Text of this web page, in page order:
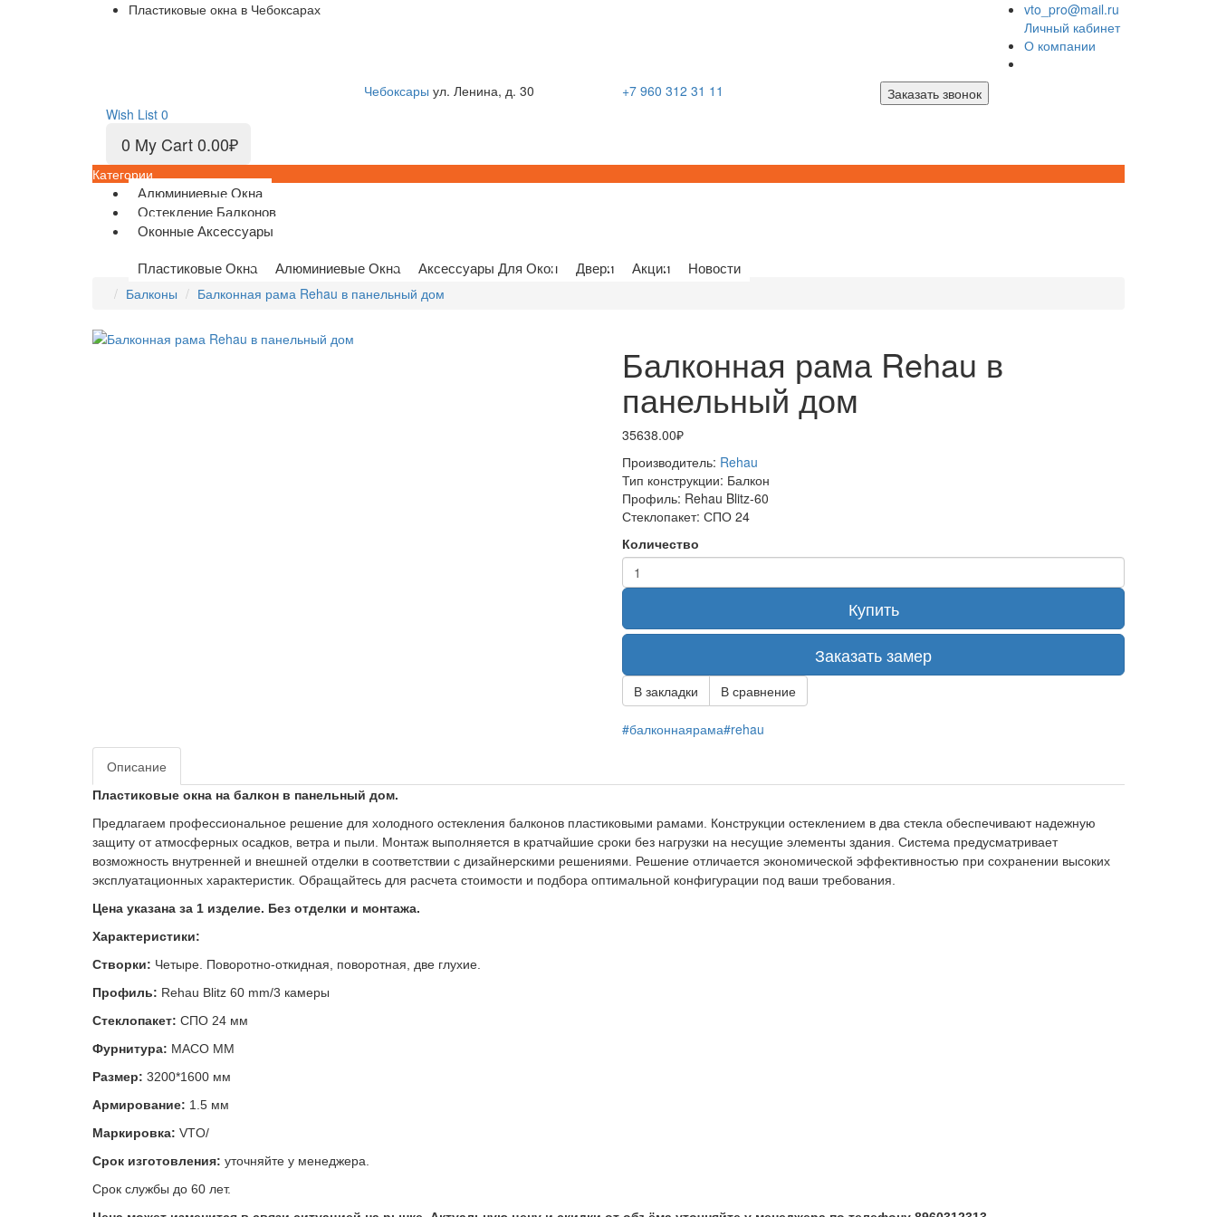
Пластиковые окна в Чебоксарах
vto_pro@mail.ru
Личный кабинет
О компании
Чебоксары ул. Ленина, д. 30 +7 960 312 31 11
Заказать звонок
Wish List 0
0 My Cart0.00₽
Категории
Алюминиевые Окна
Остекление Балконов
Оконные Аксессуары
Пластиковые Окна
Алюминиевые Окна Аксессуары Для Окон Двери Акции Новости
Балконы Балконная рама Rehau в панельный дом
Балконная рама Rehau в
панельный дом
35638.00₽
Производитель: Rehau
Тип конструкции: Балкон
Профиль: Rehau Blitz-60
Стеклопакет: СПО 24
Количество
Купить
Заказать замер
В закладки В сравнение
#балконнаярама#rehau
Описание
Пластиковые окна на балкон в панельный дом.
Предлагаем профессиональное решение для холодного остекления балконов пластиковыми рамами. Конструкции остеклением в два стекла обеспечивают надежную
защиту от атмосферных осадков, ветра и пыли. Монтаж выполняется в кратчайшие сроки без нагрузки на несущие элементы здания. Система предусматривает
возможность внутренней и внешней отделки в соответствии с дизайнерскими решениями. Решение отличается экономической эффективностью при сохранении высоких
эксплуатационных характеристик. Обращайтесь для расчета стоимости и подбора оптимальной конфигурации под ваши требования.
Цена указана за 1 изделие. Без отделки и монтажа.
Характеристики:
Створки: Четыре. Поворотно-откидная, поворотная, две глухие.
Профиль: Rehau Blitz 60 mm/3 камеры
Стеклопакет: СПО 24 мм
Фурнитура: MACO MM
Размер: 3200*1600 мм
Армирование: 1.5 мм
Маркировка: VTO/
Срок изготовления: уточняйте у менеджера.
Срок службы до 60 лет.